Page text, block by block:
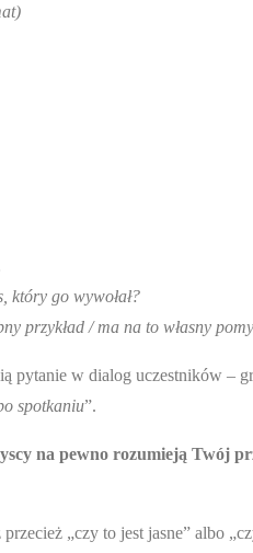
który go wywołał?
przykład / ma na to własny
pytanie w dialog uczestników
spotkaniu”.
na pewno rozumieją Twój
„czy to jest jasne” albo